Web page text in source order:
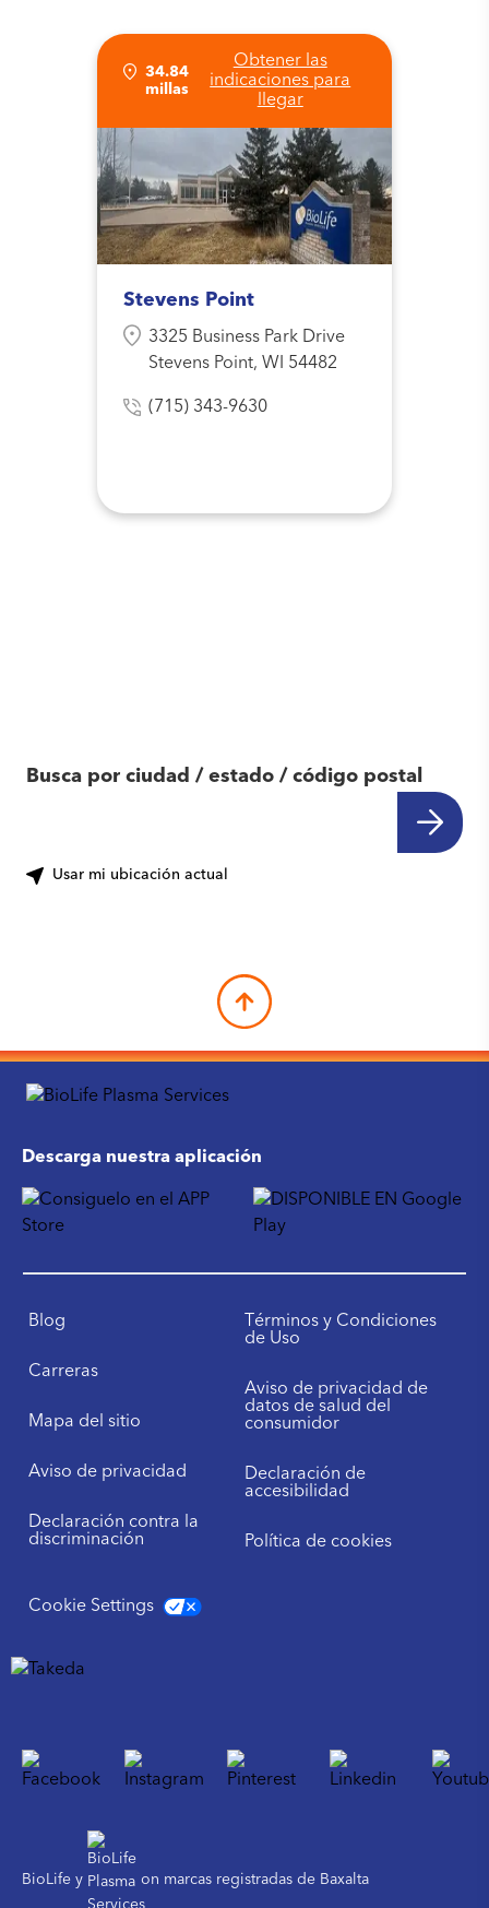
34.84
millas
Obtener las
indicaciones para
llegar
Stevens Point
3325 Business Park Drive
Stevens Point, WI 54482
(715) 343-9630
Busca por ciudad / estado / código postal
Usar mi ubicación actual
Descarga nuestra aplicación
Blog
Carreras
Mapa del sitio
Aviso de privacidad
Declaración contra la
discriminación
Términos y Condiciones
de Uso
Aviso de privacidad de
datos de salud del
consumidor
Declaración de
accesibilidad
Política de cookies
Cookie Settings
BioLife y on marcas registradas de Baxalta